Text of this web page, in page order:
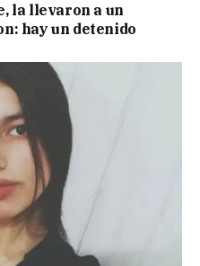
la llevaron a un
hay un detenido